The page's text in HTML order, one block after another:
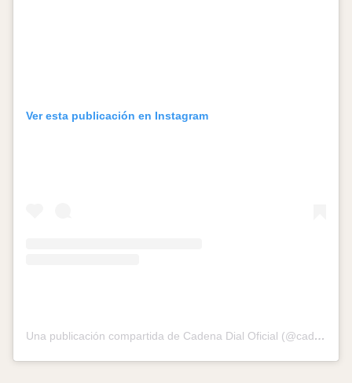
Ver esta publicación en Instagram
Una publicación compartida de Cadena Dial Oficial (@cadena_dial)